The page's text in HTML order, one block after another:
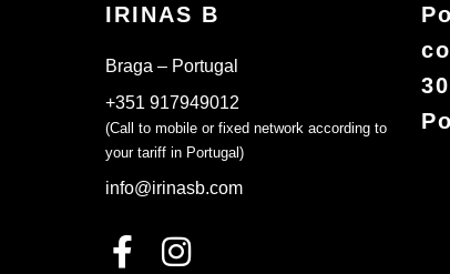
IRINAS B
Braga – Portugal
+351 917949012
(Call to mobile or fixed network according to
your tariff in Portugal)
info@irinasb.com